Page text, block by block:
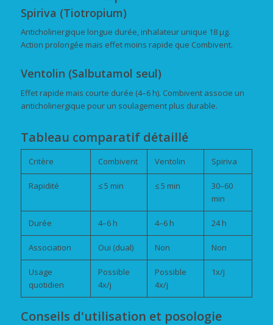
Spiriva (Tiotropium)
Anticholinergique longue durée, inhalateur unique 18 µg.
Action prolongée mais effet moins rapide que Combivent.
Ventolin (Salbutamol seul)
Effet rapide mais courte durée (4–6 h). Combivent associe un
anticholinergique pour un soulagement plus durable.
Tableau comparatif détaillé
Critère Combivent Ventolin Spiriva
Rapidité ≤ 5 min ≤ 5 min
30–60
min
Durée 4–6 h 4–6 h 24 h
Association Oui (dual) Non Non
Usage
quotidien
Possible
4x/j
Possible
4x/j
1x/j
Conseils d'utilisation et posologie